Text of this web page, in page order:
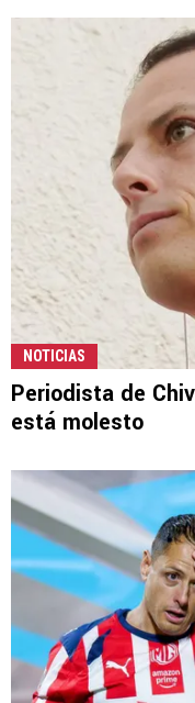
NOTICIAS
Periodista de
está molesto